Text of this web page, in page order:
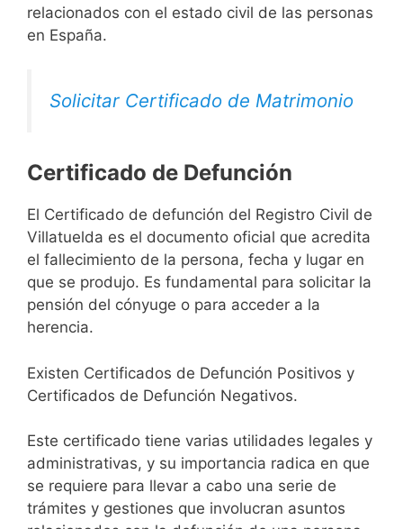
relacionados con el estado civil de las personas
en España.
Solicitar Certificado de Matrimonio
Certificado de Defunción
El Certificado de defunción del Registro Civil de
Villatuelda es el documento oficial que acredita
el fallecimiento de la persona, fecha y lugar en
que se produjo. Es fundamental para solicitar la
pensión del cónyuge o para acceder a la
herencia.
Existen Certificados de Defunción Positivos y
Certificados de Defunción Negativos.
Este certificado tiene varias utilidades legales y
administrativas, y su importancia radica en que
se requiere para llevar a cabo una serie de
trámites y gestiones que involucran asuntos